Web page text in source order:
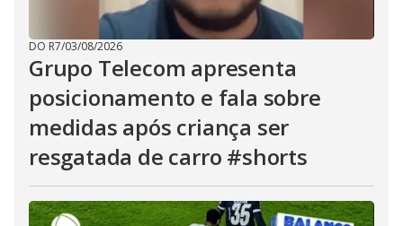
DO R7/03/08/2026
Grupo Telecom apresenta
posicionamento e fala sobre
medidas após criança ser
resgatada de carro #shorts